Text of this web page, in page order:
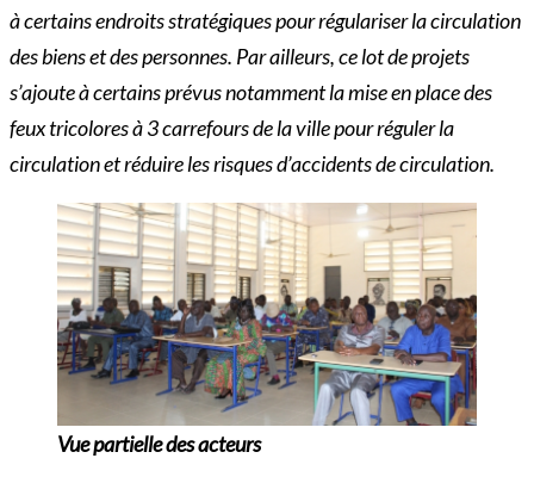
à certains endroits stratégiques pour régulariser la circulation
des biens et des personnes. Par ailleurs, ce lot de projets
s’ajoute à certains prévus notamment la mise en place des
feux tricolores à 3 carrefours de la ville pour réguler la
circulation et réduire les risques d’accidents de circulation.
Vue partielle des acteurs